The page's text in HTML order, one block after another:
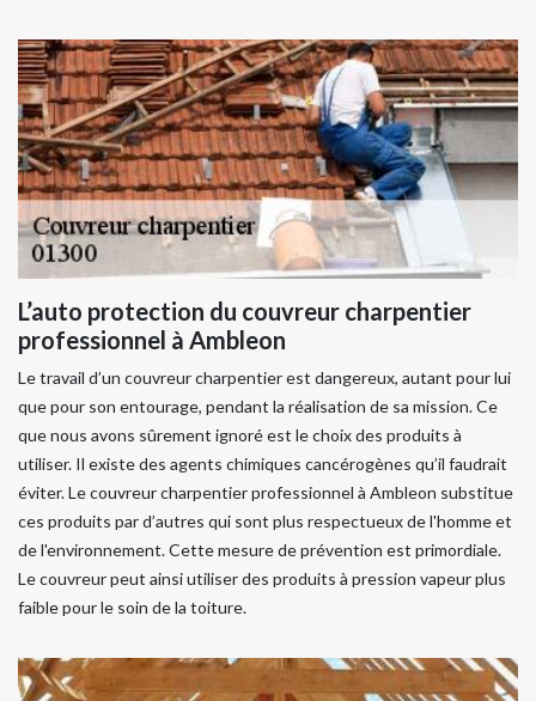
L’auto protection du couvreur charpentier
professionnel à Ambleon
Le travail d’un couvreur charpentier est dangereux, autant pour lui
que pour son entourage, pendant la réalisation de sa mission. Ce
que nous avons sûrement ignoré est le choix des produits à
utiliser. Il existe des agents chimiques cancérogènes qu’il faudrait
éviter. Le couvreur charpentier professionnel à Ambleon substitue
ces produits par d’autres qui sont plus respectueux de l'homme et
de l'environnement. Cette mesure de prévention est primordiale.
Le couvreur peut ainsi utiliser des produits à pression vapeur plus
faible pour le soin de la toiture.